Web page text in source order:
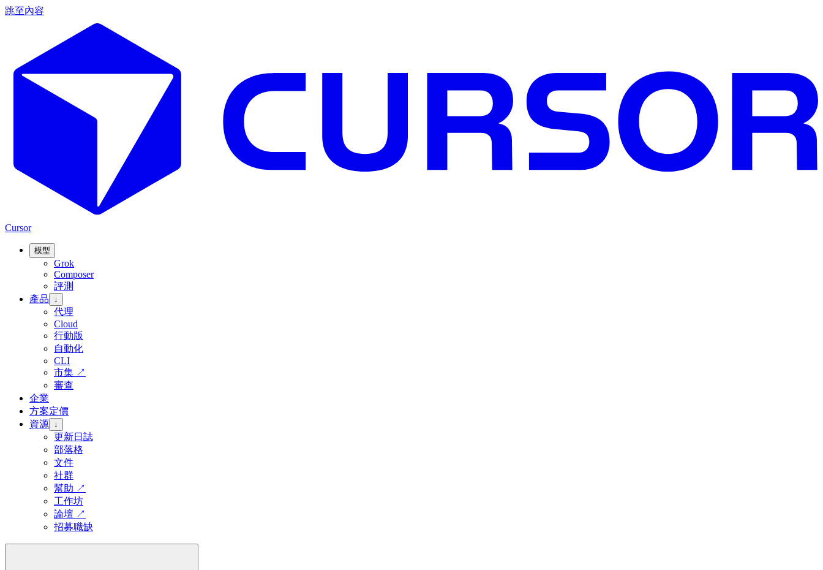
跳至內容
Cursor
模型
Grok
Composer
評測
產品
↓
代理
Cloud
行動版
自動化
CLI
市集 ↗
審查
企業
方案定價
資源 ↓
更新日誌
部落格
文件
社群
幫助 ↗
工作坊
論壇 ↗
招募職缺